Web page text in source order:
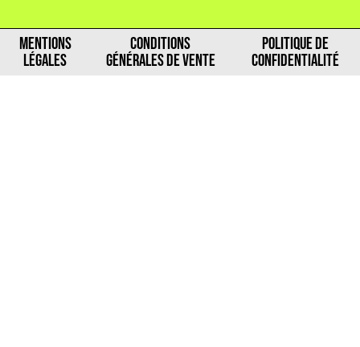
MENTIONS
LÉGALES
CONDITIONS
GÉNÉRALES DE VENTE
POLITIQUE DE
CONFIDENTIALITÉ